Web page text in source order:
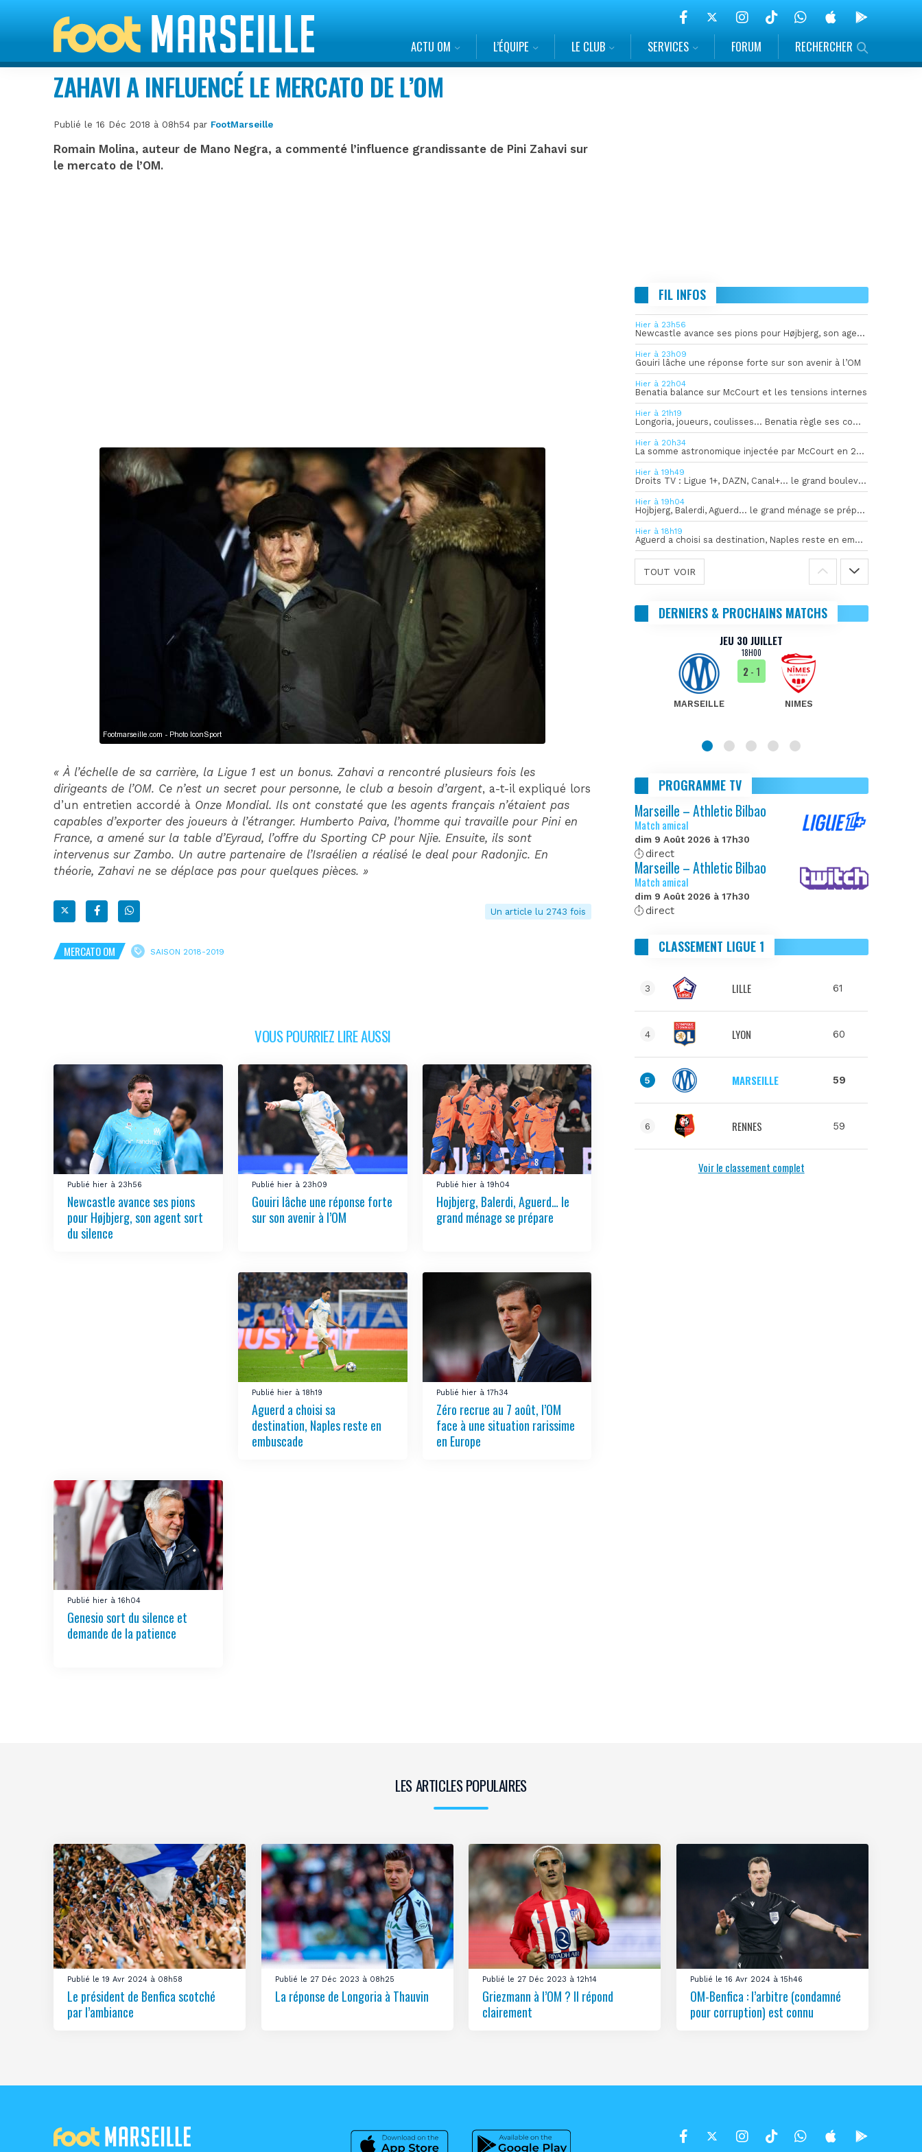
ACTU OM L’ÉQUIPE LE CLUB SERVICES FORUM RECHERCHER
ZAHAVI A INFLUENCÉ LE MERCATO DE L’OM
Publié le 16 Déc 2018 à 08h54 par FootMarseille
Romain Molina, auteur de Mano Negra, a commenté l’influence grandissante de Pini Zahavi sur
le mercato de l’OM.
« À l’échelle de sa carrière, la Ligue 1 est un bonus. Zahavi a rencontré plusieurs fois les
dirigeants de l’OM. Ce n’est un secret pour personne, le club a besoin d’argent, a-t-il expliqué lors
d’un entretien accordé à Onze Mondial. Ils ont constaté que les agents français n’étaient pas
capables d’exporter des joueurs à l’étranger. Humberto Paiva, l’homme qui travaille pour Pini en
France, a amené sur la table d’Eyraud, l’offre du Sporting CP pour Njie. Ensuite, ils sont
intervenus sur Zambo. Un autre partenaire de l’Israélien a réalisé le deal pour Radonjic. En
théorie, Zahavi ne se déplace pas pour quelques pièces. »
Un article lu 2743 fois
MERCATO OM SAISON 2018-2019
VOUS POURRIEZ LIRE AUSSI
Publié hier à 23h56
Newcastle avance ses pions
pour Højbjerg, son agent sort
du silence
Publié hier à 23h09
Gouiri lâche une réponse forte
sur son avenir à l’OM
Publié hier à 19h04
Hojbjerg, Balerdi, Aguerd… le
grand ménage se prépare
Publié hier à 18h19
Aguerd a choisi sa
destination, Naples reste en
embuscade
Publié hier à 17h34
Zéro recrue au 7 août, l’OM
face à une situation rarissime
en Europe
Publié hier à 16h04
Genesio sort du silence et
demande de la patience
FIL INFOS
Hier à 23h56
Newcastle avance ses pions pour Højbjerg, son agent sort du silence
Hier à 23h09
Gouiri lâche une réponse forte sur son avenir à l’OM
Hier à 22h04
Benatia balance sur McCourt et les tensions internes
Hier à 21h19
Longoria, joueurs, coulisses… Benatia règle ses comptes !
Hier à 20h34
La somme astronomique injectée par McCourt en 2026 pour soutenir l’OM
Hier à 19h49
Droits TV : Ligue 1+, DAZN, Canal+… le grand bouleversement
Hier à 19h04
Hojbjerg, Balerdi, Aguerd… le grand ménage se prépare
Hier à 18h19
Aguerd a choisi sa destination, Naples reste en embuscade
TOUT VOIR
DERNIERS & PROCHAINS MATCHS
DIM 30 AOÛT JEU 30 JUILLET
18H00
MARSEILLE
2- 1
NIMES
PROGRAMME TV
Marseille – Athletic Bilbao
Match amical
dim 9 Août 2026 à 17h30
direct
Marseille – Athletic Bilbao
Match amical
dim 9 Août 2026 à 17h30
direct
CLASSEMENT LIGUE 1
3 LILLE 61
4 LYON 60
5 MARSEILLE 59
6 RENNES 59
Voir le classement complet
LES ARTICLES POPULAIRES
Publié le 19 Avr 2024 à 08h58
Le président de Benfica scotché
par l’ambiance
Publié le 27 Déc 2023 à 08h25
La réponse de Longoria à Thauvin
Publié le 27 Déc 2023 à 12h14
Griezmann à l’OM ? Il répond
clairement
Publié le 16 Avr 2024 à 15h46
OM-Benfica : l’arbitre (condamné
pour corruption) est connu